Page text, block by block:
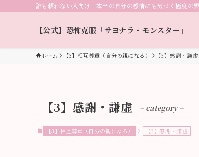
誰も頼れない人向け！本当の自分の感情にも気づく極度の
【公式】恐怖克服「サヨナラ・モンスター」
ホーム 【3】相互尊重（自分の親になる） 【3】感謝・謙虚
【3】感謝・謙虚 – category –
【3】相互尊重（自分の親になる） 【3】感謝・謙虚